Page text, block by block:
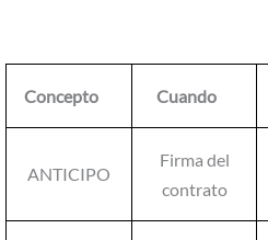
Concepto Cuando
ANTICIPO
Firma del
contrato